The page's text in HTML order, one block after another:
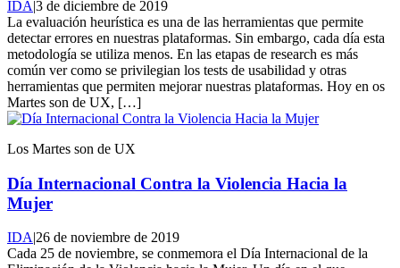
IDA|3 de diciembre de 2019
La evaluación heurística es una de las herramientas que permite
detectar errores en nuestras plataformas. Sin embargo, cada día esta
metodología se utiliza menos. En las etapas de research es más
común ver como se privilegian los tests de usabilidad y otras
herramientas que permiten mejorar nuestras plataformas. Hoy en os
Martes son de UX, […]
Los Martes son de UX
Día Internacional Contra la Violencia Hacia la
Mujer
IDA|26 de noviembre de 2019
Cada 25 de noviembre, se conmemora el Día Internacional de la